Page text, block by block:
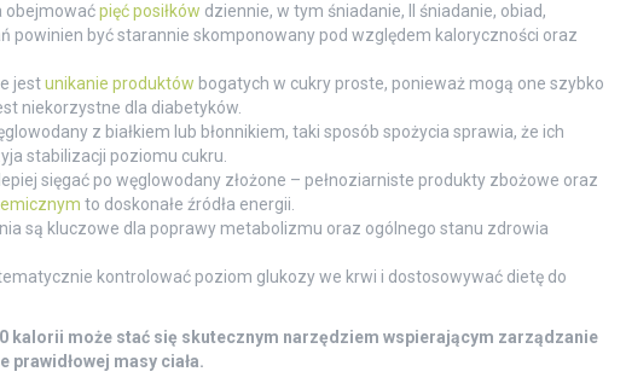
obejmowaćpięć posiłków dziennie, w tym śniadanie, II śniadanie, obiad,
powinien być starannie skomponowany pod względem kaloryczności oraz
jestunikanie produktów bogatych w cukry proste, ponieważ mogą one szybko
niekorzystne dla diabetyków.
z białkiem lub błonnikiem, taki sposób spożycia sprawia, że ich
stabilizacji poziomu cukru.
sięgać po węglowodany złożone – pełnoziarniste produkty zbożowe oraz
to doskonałe źródła energii.
są kluczowe dla poprawy metabolizmu oraz ogólnego stanu zdrowia
kontrolować poziom glukozy we krwi i dostosowywać dietę do
kalorii może stać się skutecznym narzędziem wspierającym zarządzanie
masy ciała.